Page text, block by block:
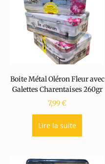
Boite Métal Oléron Fleur avec
Galettes Charentaises 260gr
7,99€
Lire la suite